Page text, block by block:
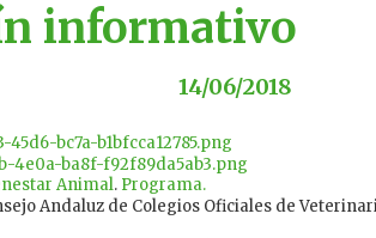
informativo
14/06/2018
Animal. Programa.
Andaluz de Colegios Oficiales de